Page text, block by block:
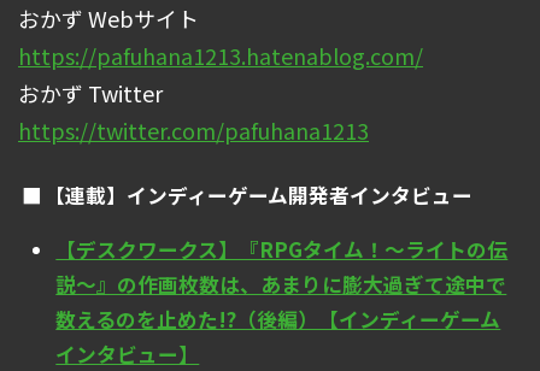
おかず Webサイト
https://pafuhana1213.hatenablog.com/
おかず Twitter
https://twitter.com/pafuhana1213
【連載】インディーゲーム開発者インタビュー
【デスクワークス】『RPGタイム！～ライトの伝
説～』の作画枚数は、あまりに膨大過ぎて途中で
数えるのを止めた!?（後編）【インディーゲーム
インタビュー】